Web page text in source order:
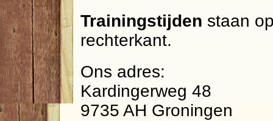
Trainingstijden staan
rechterkant.
Ons adres:
Kardingerweg 48
9735 AH Groningen